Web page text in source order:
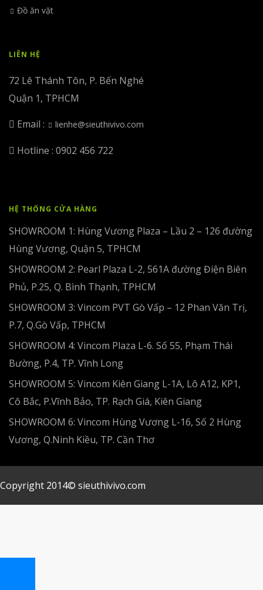
Đồ ăn vặt
LIÊN HỆ
72 Lê Thánh Tôn, P. Bến Nghé
Quận 1, TPHCM
Email :
lienhe@sieuthivivo.com
Hotline : 0902 456 722
HỆ THỐNG CỬA HÀNG
SHOWROOM 1: Hùng Vương Plaza – Lầu 2 – 126 đường
Hùng Vương, Quận 5, TPHCM
SHOWROOM 2: Pearl Plaza L-2, 561A đường Điện Biên
Phủ, P.25, Q. Bình Thạnh, TPHCM
SHOWROOM 3: Vincom PVT Gò Vấp – 12 Phan Văn Trị,
P.7, Q.Gò Vấp, TPHCM
SHOWROOM 4: Vincom Plaza L-6. Số 55, Phạm Thái
Bường, P.4, TP. Vĩnh Long
SHOWROOM 5: Vincom Kiên Giang L-1A, Lô A12, KP1,
Cô Bắc, P.Vĩnh Bảo, TP. Rạch Giá, Kiên Giang
SHOWROOM 6: Vincom Hùng Vương L-16, Số 2 Hùng
Vương, Q.Ninh Kiều, TP. Cần Thơ
Copyright 2014© sieuthivivo.com